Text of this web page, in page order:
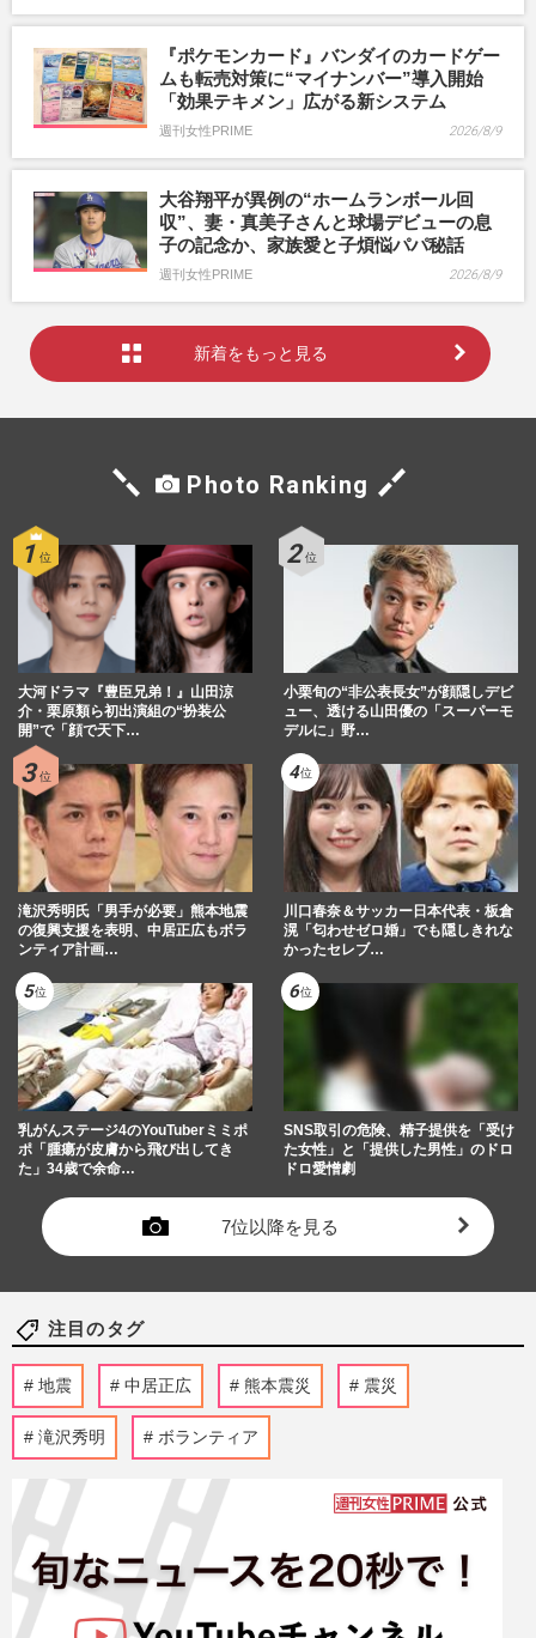
『ポケモンカード』バンダイのカードゲー
ムも転売対策に“マイナンバー”導入開始
「効果テキメン」広がる新システム
週刊女性PRIME 2026/8/9
大谷翔平が異例の“ホームランボール回
収”、妻・真美子さんと球場デビューの息
子の記念か、家族愛と子煩悩パパ秘話
週刊女性PRIME 2026/8/9
新着をもっと見る
Photo Ranking
大河ドラマ『豊臣兄弟！』山田涼
介・栗原類ら初出演組の“扮装公
開”で「顔で天下…
小栗旬の“非公表長女”が顔隠しデビ
ュー、透ける山田優の「スーパーモ
デルに」野…
滝沢秀明氏「男手が必要」熊本地震
の復興支援を表明、中居正広もボラ
ンティア計画…
川口春奈＆サッカー日本代表・板倉
滉「匂わせゼロ婚」でも隠しきれな
かったセレブ…
乳がんステージ4のYouTuberミミポ
ポ「腫瘍が皮膚から飛び出してき
た」34歳で余命…
SNS取引の危険、精子提供を「受け
た女性」と「提供した男性」のドロ
ドロ愛憎劇
7位以降を見る
注目のタグ
地震 中居正広 熊本震災 震災
滝沢秀明 ボランティア